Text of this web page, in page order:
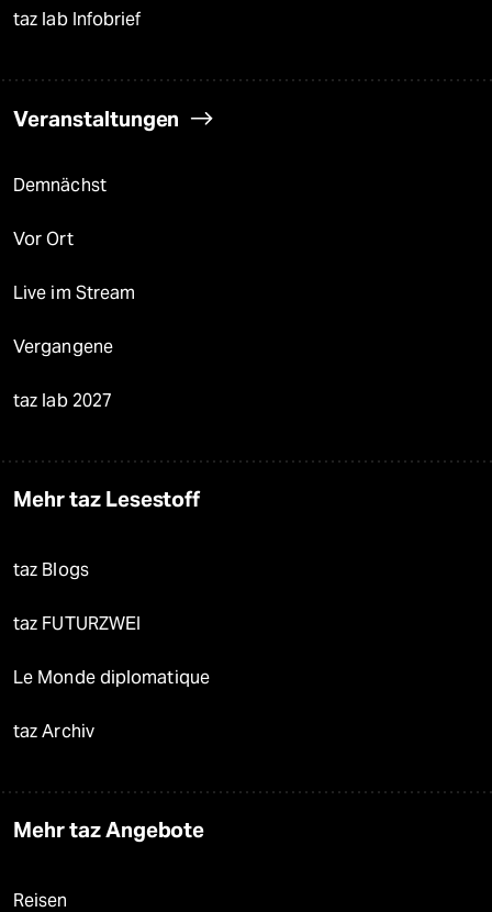
taz lab Infobrief
Veranstaltungen
Demnächst
Vor Ort
Live im Stream
Vergangene
taz lab 2027
Mehr taz Lesestoff
taz Blogs
taz FUTURZWEI
Le Monde diplomatique
taz Archiv
Mehr taz Angebote
Reisen